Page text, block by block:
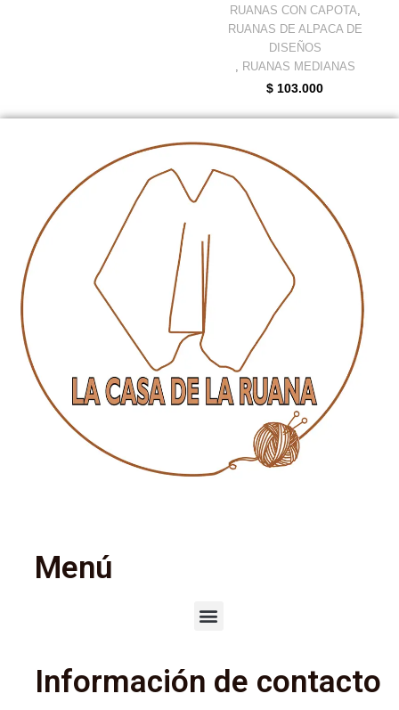
RUANAS CON CAPOTA,
RUANAS DE ALPACA DE
DISEÑOS
, RUANAS MEDIANAS
$ 103.000
Menú
Información de contacto